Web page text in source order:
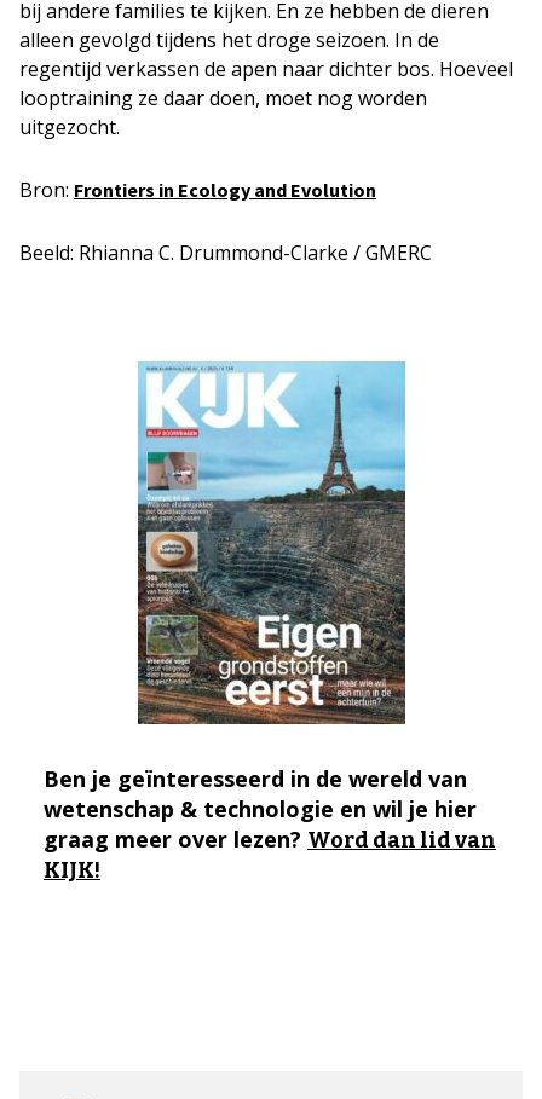
bij andere families te kijken. En ze hebben de dieren
alleen gevolgd tijdens het droge seizoen. In de
regentijd verkassen de apen naar dichter bos. Hoeveel
looptraining ze daar doen, moet nog worden
uitgezocht.
Bron: Frontiers in Ecology and Evolution
Beeld: Rhianna C. Drummond-Clarke / GMERC
Ben je geïnteresseerd in de wereld van
wetenschap & technologie en wil je hier
graag meer over lezen? Word dan lid van
KIJK!